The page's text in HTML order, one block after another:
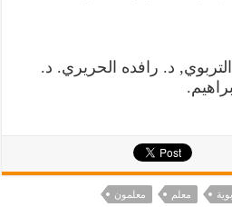
د. رافده الحريري. د.
معلم معلمون